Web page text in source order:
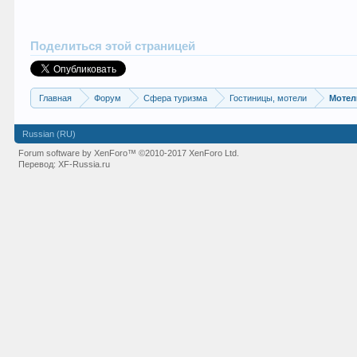
Поделиться этой страницей
Главная Форум Сфера туризма Гостиницы, мотели
Russian (RU)
Forum software by XenForo™©2010-2017 XenForo Ltd.
Перевод:XF-Russia.ru